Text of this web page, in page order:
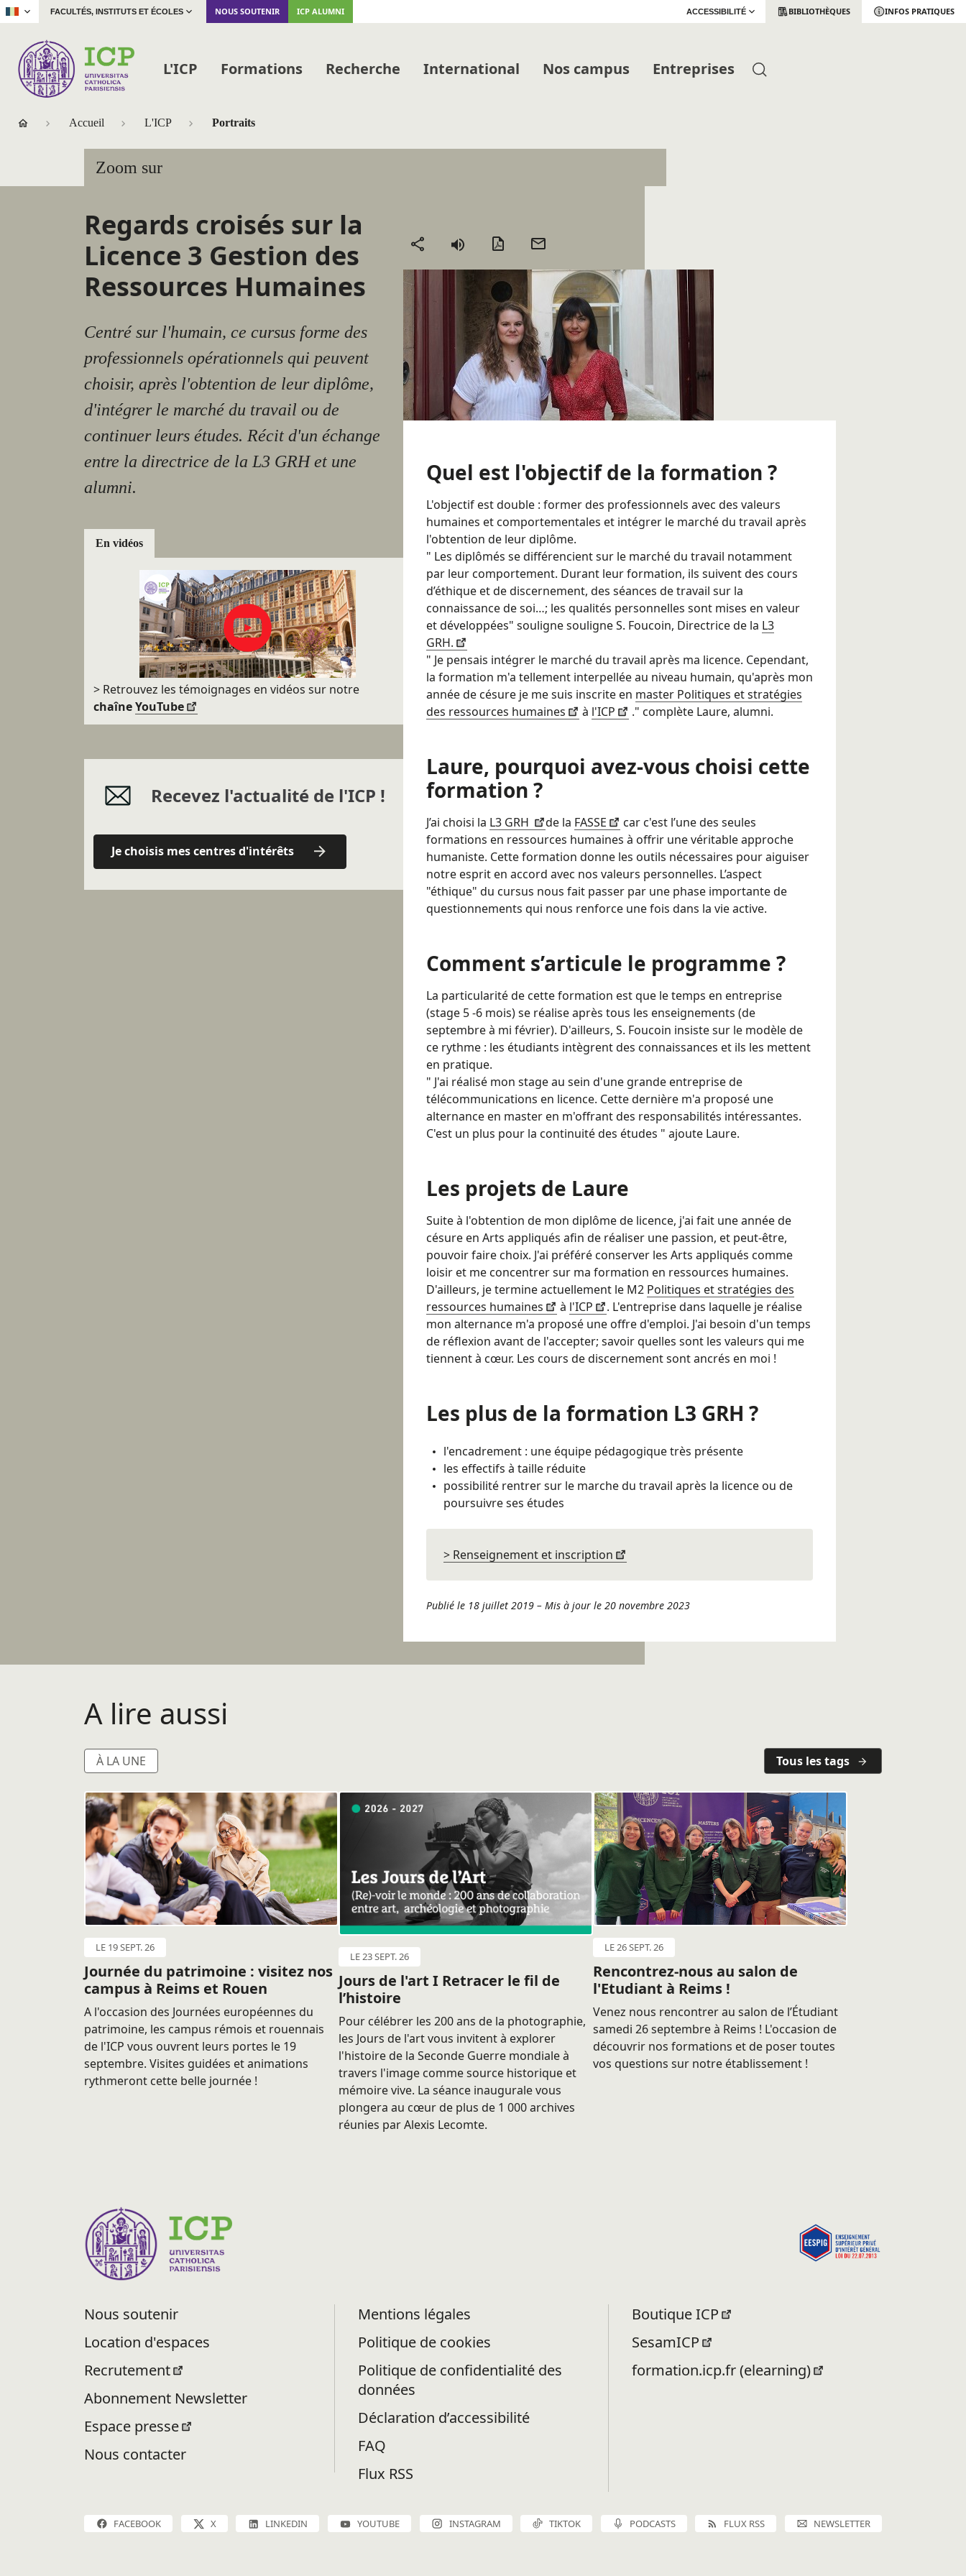
| FACULTÉS, INSTITUTS ET ÉCOLES NOUS SOUTENIR ICP ALUMNI ACCESSIBILITÉ BIBLIOTHÈQUES INFOS PRATIQUES
L'ICP Formations Recherche International Nos campus Entreprises
Accueil L'ICP Portraits
Zoom sur
Regards croisés sur la
Licence 3 Gestion des
Ressources Humaines
Centré sur l'humain, ce cursus forme des
professionnels opérationnels qui peuvent
choisir, après l'obtention de leur diplôme,
d'intégrer le marché du travail ou de
continuer leurs études. Récit d'un échange
entre la directrice de la L3 GRH et une
alumni.
En vidéos
> Retrouvez les témoignages en vidéos sur notre
chaîneYouTube
Recevez l'actualité de l'ICP !
Je choisis mes centres d'intérêts
Partager
Version
mail
Quel est l'objectif de la formation ?
L'objectif est double : former des professionnels avec des valeurs
humaines et comportementales et intégrer le marché du travail après
l'obtention de leur diplôme.
" Les diplômés se différencient sur le marché du travail notamment
par leur comportement. Durant leur formation, ils suivent des cours
d’éthique et de discernement, des séances de travail sur la
connaissance de soi…; les qualités personnelles sont mises en valeur
et développées" souligne souligne S. Foucoin, Directrice de la L3
GRH.
" Je pensais intégrer le marché du travail après ma licence. Cependant,
la formation m'a tellement interpellée au niveau humain, qu'après mon
année de césure je me suis inscrite en master Politiques et stratégies
des ressources humaines
à l'ICP ." complète Laure, alumni.
Laure, pourquoi avez-vous choisi cette
formation ?
J’ai choisi la L3 GRH de la FASSE
car c'est l’une des seules
formations en ressources humaines à offrir une véritable approche
humaniste. Cette formation donne les outils nécessaires pour aiguiser
notre esprit en accord avec nos valeurs personnelles. L’aspect
"éthique" du cursus nous fait passer par une phase importante de
questionnements qui nous renforce une fois dans la vie active.
Comment s’articule le programme ?
La particularité de cette formation est que le temps en entreprise
(stage 5 -6 mois) se réalise après tous les enseignements (de
septembre à mi février). D'ailleurs, S. Foucoin insiste sur le modèle de
ce rythme : les étudiants intègrent des connaissances et ils les mettent
en pratique.
" J'ai réalisé mon stage au sein d'une grande entreprise de
télécommunications en licence. Cette dernière m'a proposé une
alternance en master en m'offrant des responsabilités intéressantes.
C'est un plus pour la continuité des études " ajoute Laure.
Les projets de Laure
Suite à l'obtention de mon diplôme de licence, j'ai fait une année de
césure en Arts appliqués afin de réaliser une passion, et peut-être,
pouvoir faire choix. J'ai préféré conserver les Arts appliqués comme
loisir et me concentrer sur ma formation en ressources humaines.
D'ailleurs, je termine actuellement le M2 Politiques et stratégies des
ressources humaines
à l'ICP
. L'entreprise dans laquelle je réalise
mon alternance m'a proposé une offre d'emploi. J'ai besoin d'un temps
de réflexion avant de l'accepter; savoir quelles sont les valeurs qui me
tiennent à cœur. Les cours de discernement sont ancrés en moi !
Les plus de la formation L3 GRH ?
l'encadrement : une équipe pédagogique très présente
les effectifs à taille réduite
possibilité rentrer sur le marche du travail après la licence ou de
poursuivre ses études
> Renseignement et inscription
Publié le 18 juillet 2019 – Mis à jour le 20 novembre 2023
A lire aussi
À LA UNE Tous les tags
LE 19 SEPT. 26
Journée du patrimoine : visitez nos
campus à Reims et Rouen
A l'occasion des Journées européennes du
patrimoine, les campus rémois et rouennais
de l'ICP vous ouvrent leurs portes le 19
septembre. Visites guidées et animations
rythmeront cette belle journée !
LE 23 SEPT. 26
Jours de l'art I Retracer le fil de
l’histoire
Pour célébrer les 200 ans de la photographie,
les Jours de l'art vous invitent à explorer
l'histoire de la Seconde Guerre mondiale à
travers l'image comme source historique et
mémoire vive. La séance inaugurale vous
plongera au cœur de plus de 1 000 archives
réunies par Alexis Lecomte.
LE 26 SEPT. 26
Rencontrez-nous au salon de
l'Etudiant à Reims !
Venez nous rencontrer au salon de l’Étudiant
samedi 26 septembre à Reims ! L'occasion de
découvrir nos formations et de poser toutes
vos questions sur notre établissement !
Nous soutenir
Location d'espaces
Recrutement
Abonnement Newsletter
Espace presse
Nous contacter
Mentions légales
Politique de cookies
Politique de confidentialité des
données
Déclaration d’accessibilité
FAQ
Flux RSS
Boutique ICP
SesamICP
formation.icp.fr (elearning)
FACEBOOK X LINKEDIN YOUTUBE INSTAGRAM TIKTOK PODCASTS FLUX RSS NEWSLETTER